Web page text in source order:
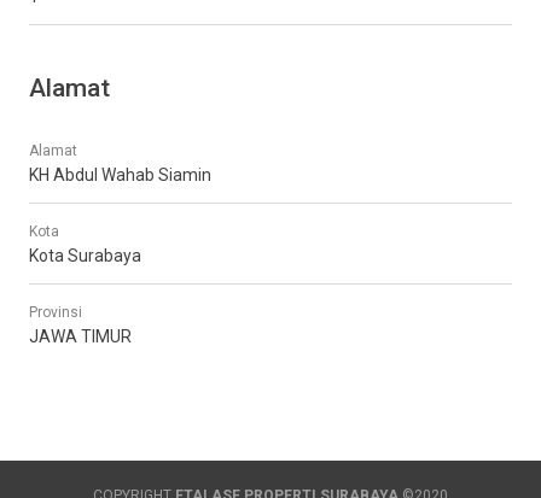
Alamat
Alamat
KH Abdul Wahab Siamin
Kota
Kota Surabaya
Provinsi
JAWA TIMUR